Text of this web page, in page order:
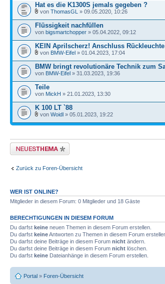
Hat es die K1300S jemals gegeben ?
von ThomasGL » 09.05.2020, 10:26
Flüssigkeit nachfüllen
von bigsmartchopper » 05.04.2022, 09:12
KEIN Aprilscherz! Anschluss
von BMW-Eifel » 01.04.2023, 17:04
BMW bringt revolutionäre Technik zum
von BMW-Eifel » 31.03.2023, 19:36
Teile
von MickH » 21.01.2023, 13:30
K 100 LT `88
von Woidl » 05.01.2023, 19:22
Neues Thema erstellen
Zurück zu Foren-Übersicht
WER IST ONLINE?
Mitglieder in diesem Forum: 0 Mitglieder und 18 Gäste
BERECHTIGUNGEN IN DIESEM FORUM
Du darfst keine neuen Themen in diesem Forum erstellen.
Du darfst keineAntworten zu Themen in diesem Forum
Du darfst deine Beiträge in diesem Forum nicht ändern.
Du darfst deine Beiträge in diesem Forum nicht löschen.
Du darfst keine Dateianhänge in diesem Forum erstellen.
Portal » Foren-Übersicht